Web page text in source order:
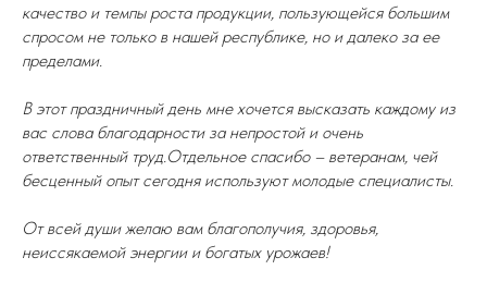
качество и темпы роста продукции, пользующейся большим
спросом не только в нашей республике, но и далеко за ее
пределами.
В этот праздничный день мне хочется высказать каждому из
вас слова благодарности за непростой и очень
ответственный труд.Отдельное спасибо – ветеранам, чей
бесценный опыт сегодня используют молодые специалисты.
От всей души желаю вам благополучия, здоровья,
неиссякаемой энергии и богатых урожаев!